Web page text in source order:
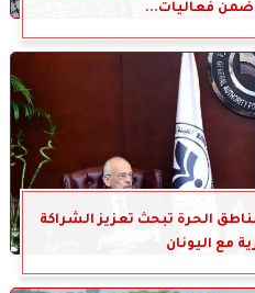
ضمن فعاليات...
الحرة تبحث تعزيز الشراكة
مع اليونان